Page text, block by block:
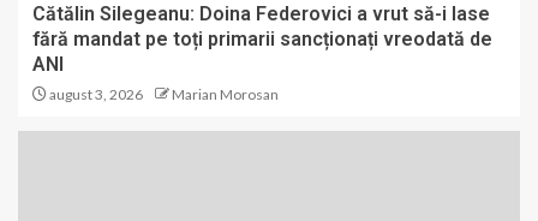
Cătălin Silegeanu: Doina Federovici a vrut să-i lase
fără mandat pe toți primarii sancționați vreodată de
ANI
august 3, 2026 Marian Morosan